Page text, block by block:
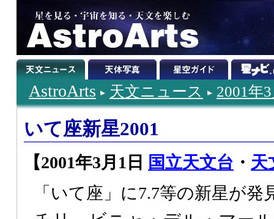
AstroArts 天文ニュース 2001年
いて座新星2001
【2001年3月1日 国立天文台 ・ 天
「いて座」に7.7等の新星が